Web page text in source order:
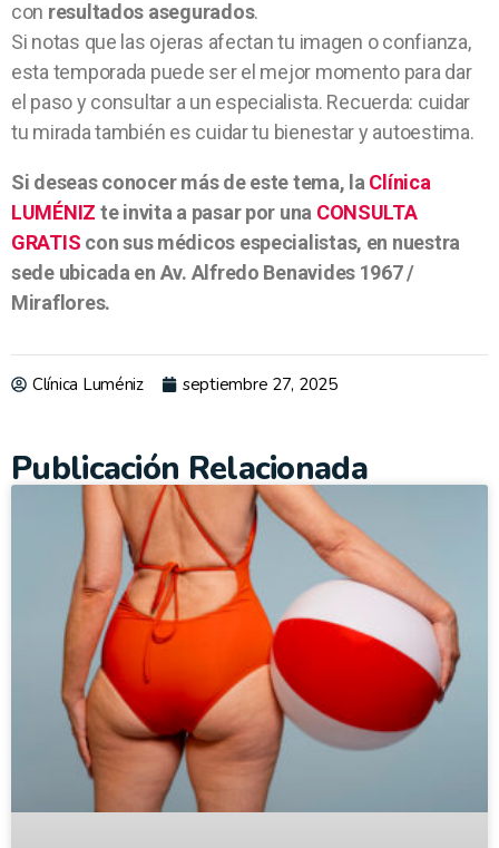
con resultados asegurados.
Si notas que las ojeras afectan tu imagen o confianza,
esta temporada puede ser el mejor momento para dar
el paso y consultar a un especialista. Recuerda: cuidar
tu mirada también es cuidar tu bienestar y autoestima.
Si deseas conocer más de este tema, la Clínica
LUMÉNIZ te invita a pasar por una CONSULTA
GRATIS con sus médicos especialistas, en nuestra
sede ubicada en Av. Alfredo Benavides 1967 /
Miraflores.
Clínica Luméniz septiembre 27, 2025
Publicación Relacionada